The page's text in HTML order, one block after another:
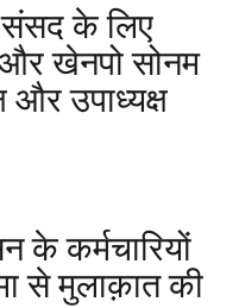
संसद के लिए
और खेनपो सोनम
उपाध्यक्ष
के कर्मचारियों
से मुलाक़ात की